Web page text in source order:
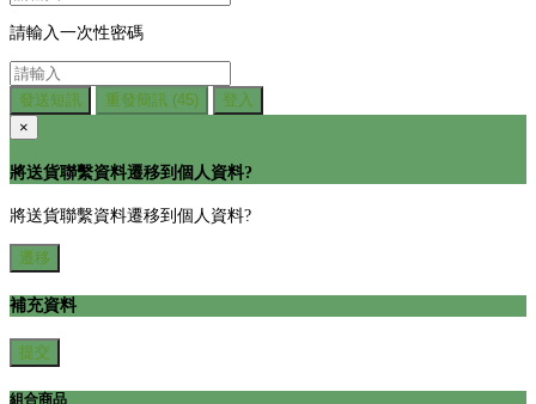
請輸入一次性密碼
發送短訊 重發簡訊 (45)
登入
×
將送貨聯繫資料遷移到個人資料?
將送貨聯繫資料遷移到個人資料?
遷移
補充資料
提交
組合商品